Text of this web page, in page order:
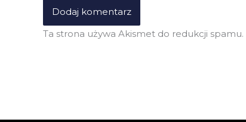
Ta strona używa Akismet do redukcji spamu.